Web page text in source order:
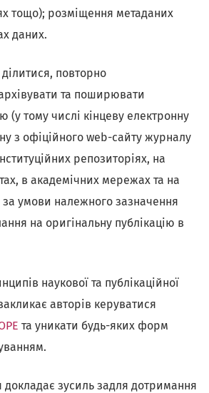
тощо); розміщення метаданих
даних.
повторно
та поширювати
(у тому числі кінцеву електронну
з офіційного web-сайту журналу
репозиторіях, на
в академічних мережах та на
умови належного зазначення
на оригінальну публікацію в
наукової та публікаційної
авторів керуватися
та уникати будь-яких форм
докладає зусиль задля дотримання